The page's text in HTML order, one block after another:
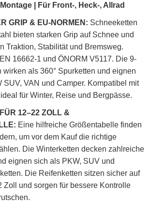
| Für Front-, Heck-, Allrad
GRIP & EU-NORMEN: Schneeketten
bieten starken Grip auf Schnee und
Traktion, Stabilität und Bremsweg.
16662-1 und ÖNORM V5117. Die 9-
wirken als 360° Spurketten und eignen
SUV, VAN und Camper. Kompatibel mit
für Winter, Reise und Bergpässe.
12–22 ZOLL &
Eine hilfreiche Größentabelle finden
um vor dem Kauf die richtige
Die Winterketten decken zahlreiche
eignen sich als PKW, SUV und
Die Reifenketten sitzen sicher auf
Zoll und sorgen für bessere Kontrolle